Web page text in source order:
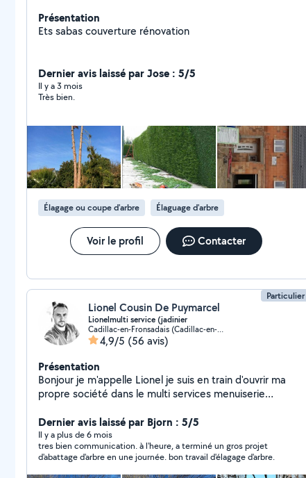
Présentation
Ets sabas couverture rénovation
Dernier avis laissé par Jose : 5/5
Il y a 3 mois
Très bien.
Élagage ou coupe d'arbre Élaguage d'arbre
Voir le profil Contacter
Particulier
Lionel Cousin De Puymarcel
Lionelmulti service (jadinier
Cadillac-en-Fronsadais (Cadillac-en-Fronsadais)
4,9/5 (56 avis)
Présentation
Bonjour je m'appelle Lionel je suis en train d'ouvrir ma
propre société dans le multi services menuiserie
pelouse, évacuation débroussaillage, élagage abattage
d'arbre etc , nettoyage de mur, façade, toiture et sol.
avec produit professionnel. si vous avez des questions
particulières sur ce que vous avez à faire, n'hésitez pas
Dernier avis laissé par Bjorn : 5/5
Il y a plus de 6 mois
tres bien communication. à l'heure, a terminé un gros projet
d'abattage d'arbre en une journée. bon travail d'élagage d'arbre.